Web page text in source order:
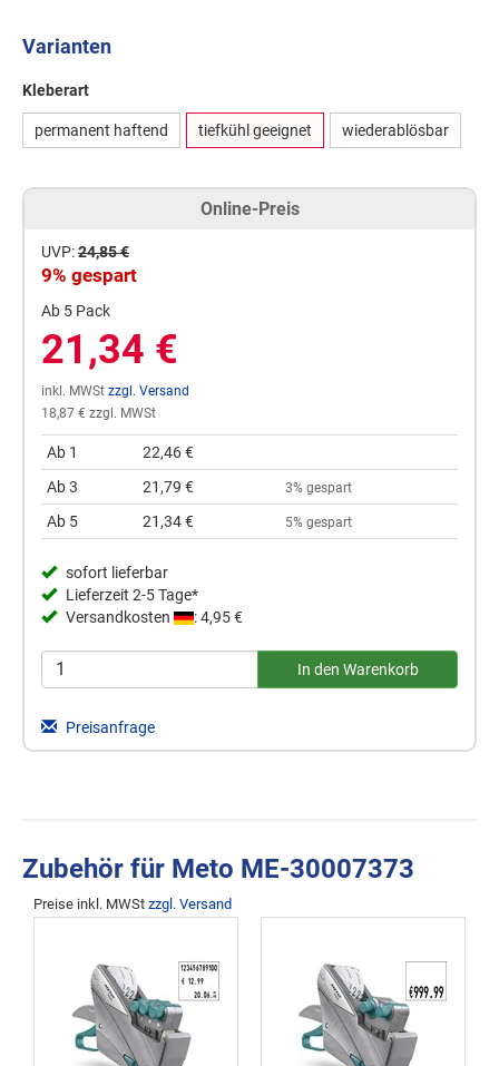
Varianten
Kleberart
permanent haftend tiefkühl geeignet wiederablösbar
Online-Preis
UVP:24,85 €
9% gespart
Ab 5 Pack
21,34 €
inkl. MWSt zzgl. Versand
18,87 € zzgl. MWSt
Ab 1
22,46 €
Ab 3
21,79 € 3% gespart
Ab 5 21,34 € 5% gespart
sofort lieferbar
Lieferzeit 2-5 Tage*
Versandkosten
: 4,95 €
Preisanfrage
Zubehör für Meto ME-30007373
Preise inkl. MWSt zzgl. Versand